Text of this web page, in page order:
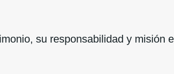
su responsabilidad y misión